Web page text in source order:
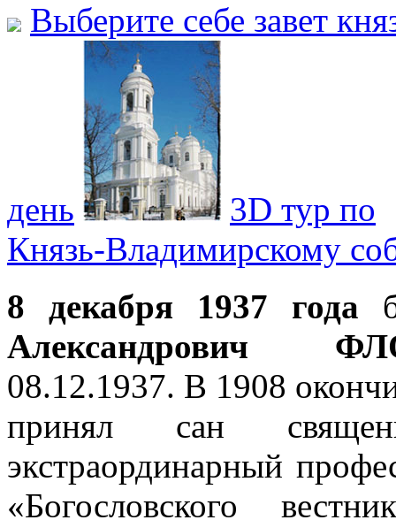
Выберите себе завет
день
3D тур по
Князь-Владимирскому
8 декабря 1937 года
Александрович
08.12.1937. В 1908
принял сан
экстраординарный
«Богословского